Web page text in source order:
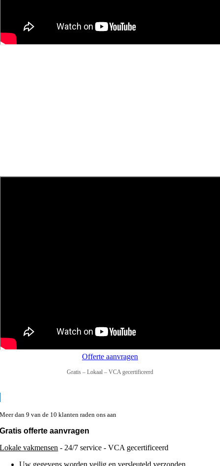
Offerte aanvragen
Gratis – Lokaal – VCA gecertificeerd
Meer dan 9 van de 10 klanten raden ons aan
Gratis offerte aanvragen
Lokale vakmensen - 24/7 service - VCA gecertificeerd
Uw gegevens worden veilig en versleuteld verzonden.